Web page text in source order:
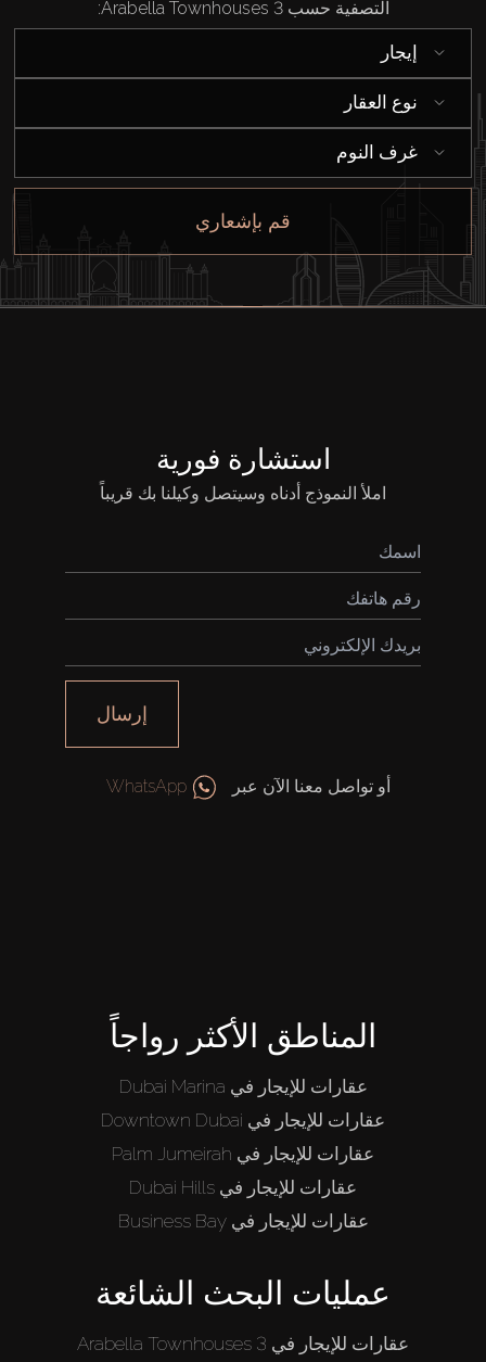
إيجار
من نحن
التصفية حسب Arabella Townhouses 3:
إيجار
نوع العقار
غرف النوم
قم بإشعاري
استشارة فورية
املأ النموذج أدناه وسيتصل وكيلنا بك قريباً
إرسال
أو تواصل معنا الآن عبر WhatsApp
المناطق الأكثر رواجاً
عقارات للإيجار في Dubai Marina
عقارات للإيجار في Downtown Dubai
عقارات للإيجار في Palm Jumeirah
عقارات للإيجار في Dubai Hills
عقارات للإيجار في Business Bay
عمليات البحث الشائعة
عقارات للإيجار في Arabella Townhouses 3